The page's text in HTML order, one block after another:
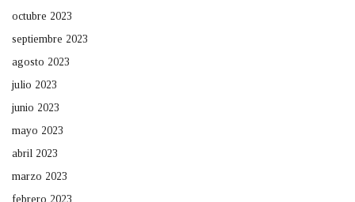
octubre 2023
septiembre 2023
agosto 2023
julio 2023
junio 2023
mayo 2023
abril 2023
marzo 2023
febrero 2023